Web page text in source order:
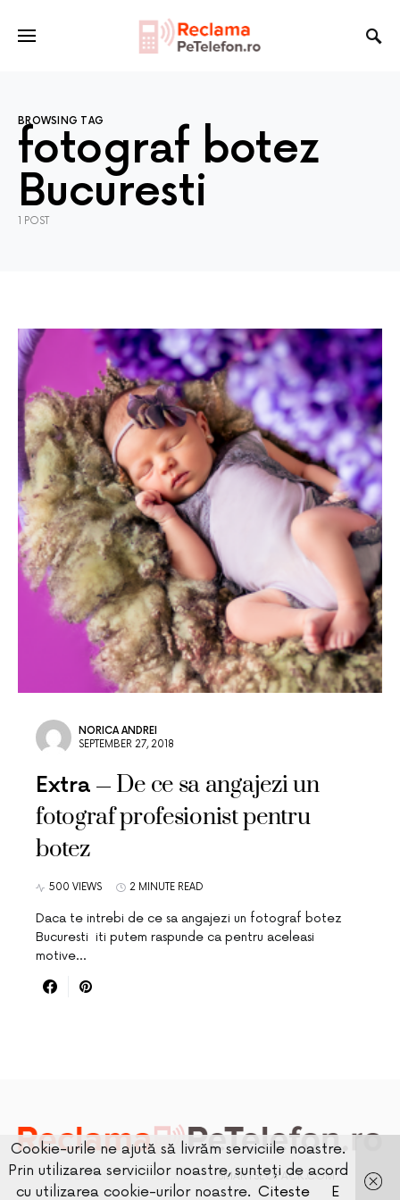
BROWSING TAG
fotograf botez
Bucuresti
1 POST
NORICA ANDREI
SEPTEMBER 27, 2018
Extra
De ce sa angajezi un
fotograf profesionist pentru
botez
500 VIEWS 2 MINUTE READ
Daca te intrebi de ce sa angajezi un fotograf botez
Bucuresti iti putem raspunde ca pentru aceleasi
motive…
DESIGNED & DEVELOPED BY SMARTSEOPACK.COM
Cookie-urile ne ajută să livrăm serviciile noastre.
Prin utilizarea serviciilor noastre, sunteți de acord
cu utilizarea cookie-urilor noastre. Citeste E